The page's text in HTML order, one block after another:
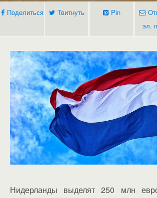
Поделиться Твитнуть Pin
эл.
Нидерланды выделят 250 млн